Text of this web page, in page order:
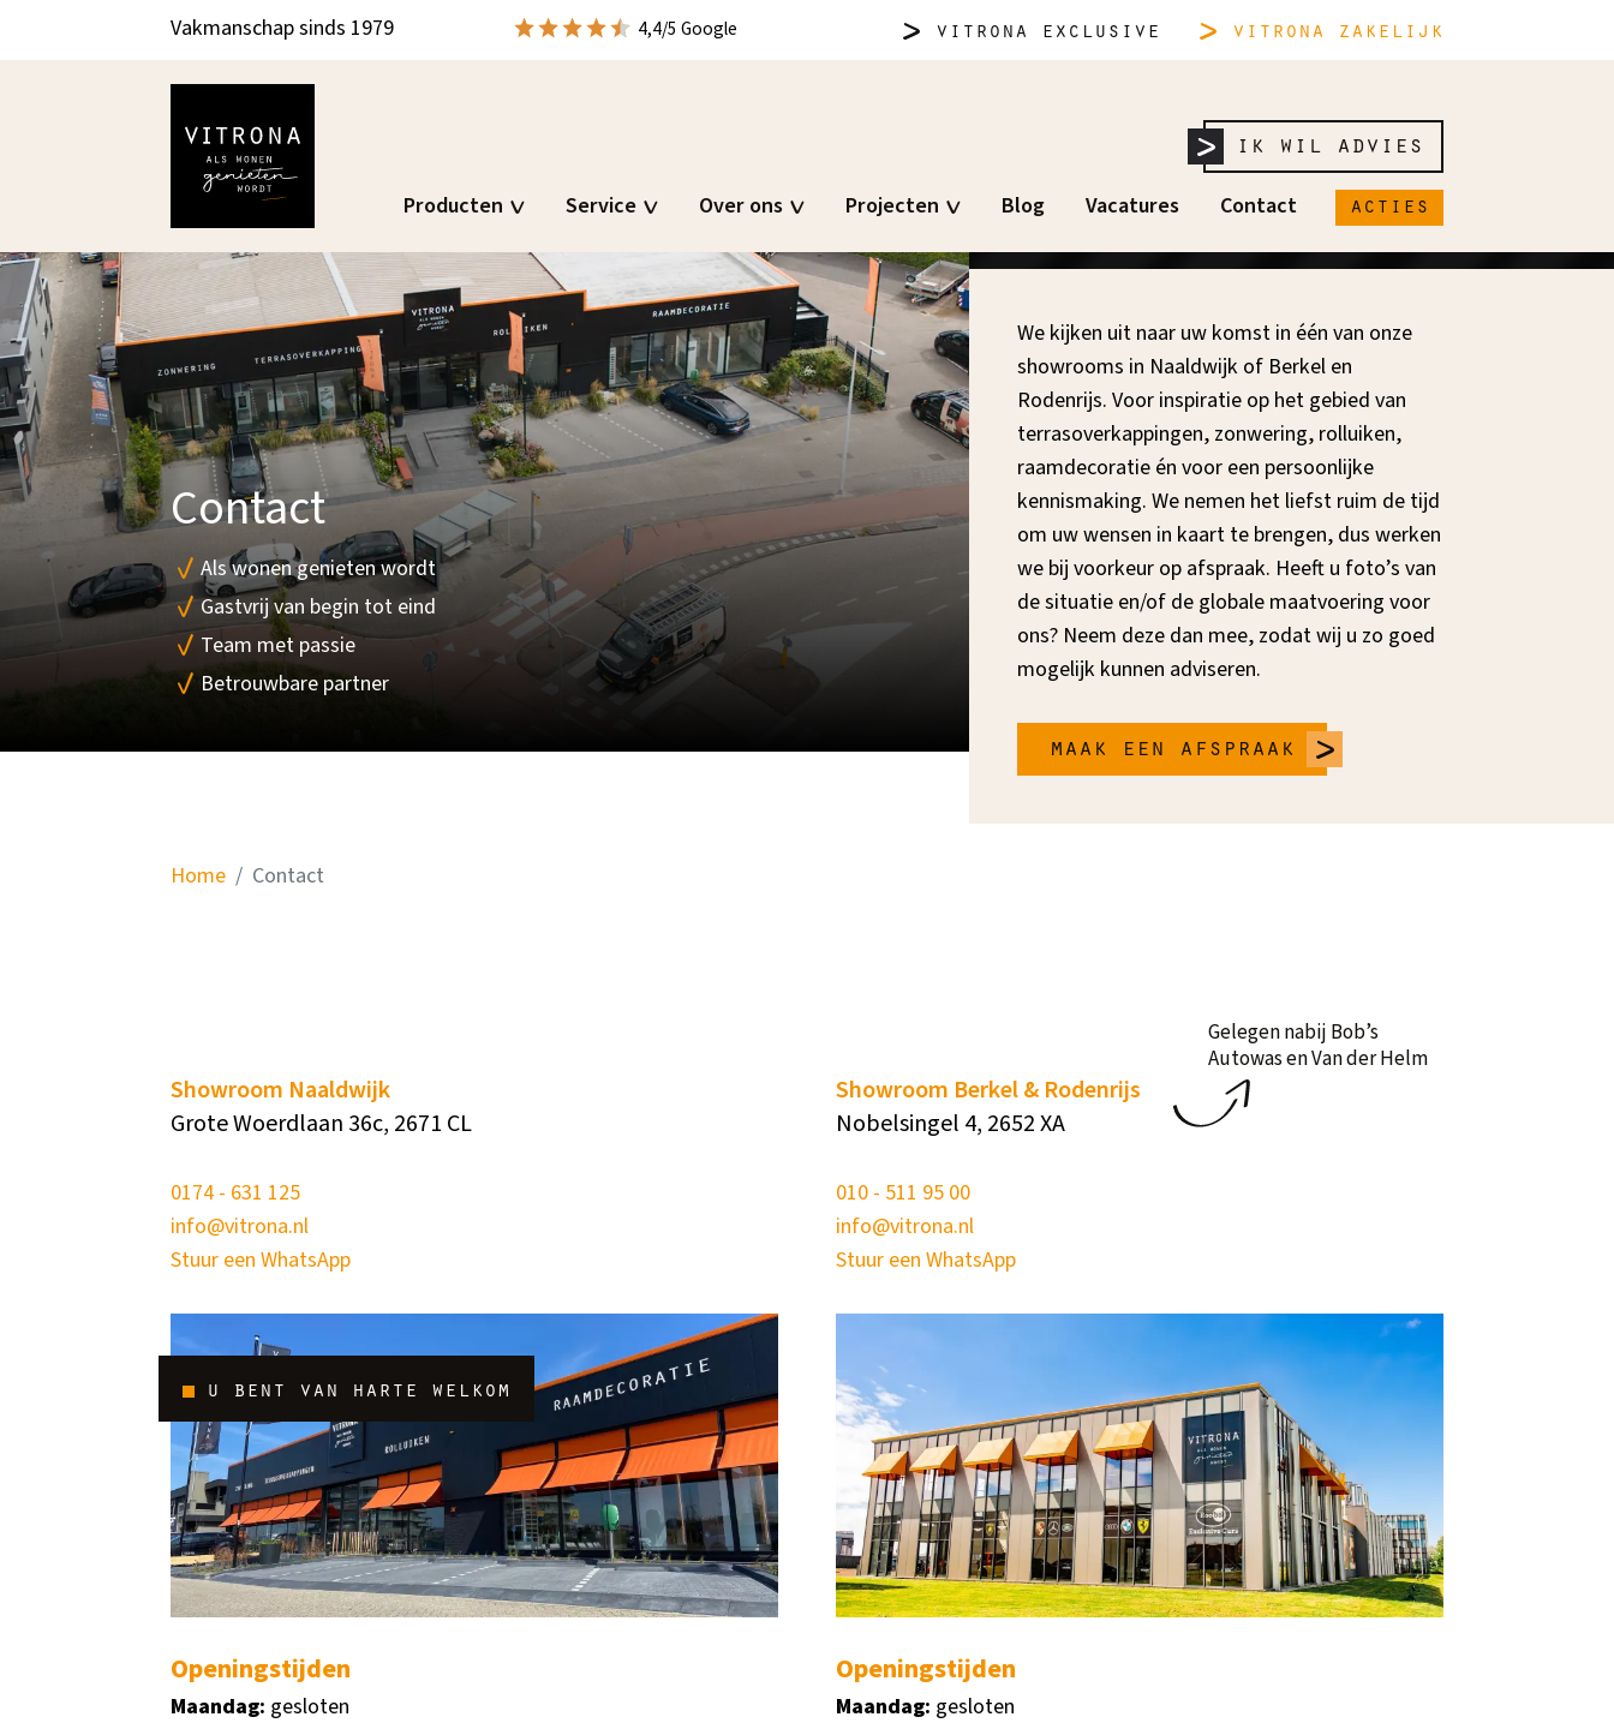
Vakmanschap sinds 1979 4,4/5 Google vitrona exclusive vitrona zakelijk
Producten Service Over ons Projecten Blog Vacatures Contact acties
ik wil advies
Contact
Als wonen genieten wordt
Gastvrij van begin tot eind
Team met passie
Betrouwbare partner
ervaar in onze showroom
We kijken uit naar uw komst in één van onze
showrooms in Naaldwijk of Berkel en
Rodenrijs. Voor inspiratie op het gebied van
terrasoverkappingen, zonwering, rolluiken,
raamdecoratie én voor een persoonlijke
kennismaking. We nemen het liefst ruim de tijd
om uw wensen in kaart te brengen, dus werken
we bij voorkeur op afspraak. Heeft u foto’s van
de situatie en/of de globale maatvoering voor
ons? Neem deze dan mee, zodat wij u zo goed
mogelijk kunnen adviseren.
maak een afspraak
Home Contact
Showroom Naaldwijk
Grote Woerdlaan 36c, 2671 CL
0174 - 631 125
info@vitrona.nl
Stuur een WhatsApp
u bent van harte welkom
Openingstijden
Maandag: gesloten
Showroom Berkel & Rodenrijs
Nobelsingel 4, 2652 XA
Gelegen nabij Bob’s
Autowas en Van der Helm
010 - 511 95 00
info@vitrona.nl
Stuur een WhatsApp
Openingstijden
Maandag: gesloten